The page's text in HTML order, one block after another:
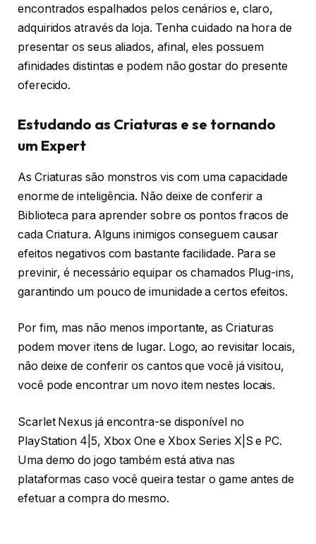
encontrados espalhados pelos cenários e, claro,
adquiridos através da loja. Tenha cuidado na hora de
presentar os seus aliados, afinal, eles possuem
afinidades distintas e podem não gostar do presente
oferecido.
Estudando as Criaturas e se tornando
um Expert
As Criaturas são monstros vis com uma capacidade
enorme de inteligência. Não deixe de conferir a
Biblioteca para aprender sobre os pontos fracos de
cada Criatura. Alguns inimigos conseguem causar
efeitos negativos com bastante facilidade. Para se
previnir, é necessário equipar os chamados Plug-ins,
garantindo um pouco de imunidade a certos efeitos.
Por fim, mas não menos importante, as Criaturas
podem mover itens de lugar. Logo, ao revisitar locais,
não deixe de conferir os cantos que você já visitou,
você pode encontrar um novo item nestes locais.
Scarlet Nexus já encontra-se disponível no
PlayStation 4|5, Xbox One e Xbox Series X|S e PC.
Uma demo do jogo também está ativa nas
plataformas caso você queira testar o game antes de
efetuar a compra do mesmo.